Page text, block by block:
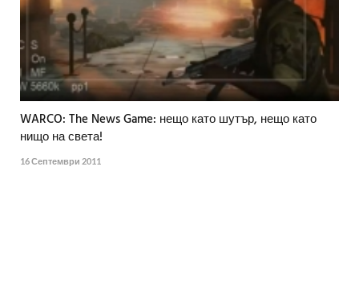
WARCO: The News Game: нещо като шутър, нещо като
нищо на света!
16 Септември 2011